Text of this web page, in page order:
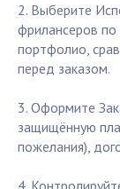
2. Выберите
фрилансеров по
портфолио,
перед заказом.
3. Оформите
защищённую
пожелания),